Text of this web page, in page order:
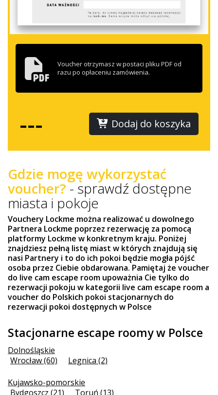
Voucher otrzymasz w postaci pliku PDF od
razu po opłaceniu zamówienia.
--- Dodaj do koszyka
Gdzie mogę wykorzystać
voucher?- sprawdź dostępne
miasta i pokoje
Vouchery Lockme można realizować u dowolnego
Partnera Lockme poprzez rezerwację za pomocą
platformy Lockme w konkretnym kraju. Poniżej
znajdziesz pełną listę miast w których znajdują się
nasi Partnery i to do ich pokoi będzie mogła pójść
osoba przez Ciebie obdarowana. Pamiętaj że voucher
do live cam escape room upoważnia Cie tylko do
rezerwacji pokoju w kategorii live cam escape room a
voucher do Polskich pokoi stacjonarnych do
rezerwacji pokoi dostępnych w Polsce
Stacjonarne escape roomy w Polsce
Dolnośląskie
Wrocław (60)
Legnica (2)
Kujawsko-pomorskie
Bydgoszcz (21)
Toruń (13)